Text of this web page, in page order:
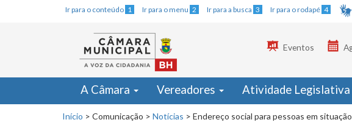
Ir para o conteúdo 1 Ir para o menu 2 Ir para a busca 3 Ir para o rodapé 4
Eventos
A Câmara Vereadores Atividade Legislativa
Início > Comunicação > Notícias > Endereço social para pessoas em